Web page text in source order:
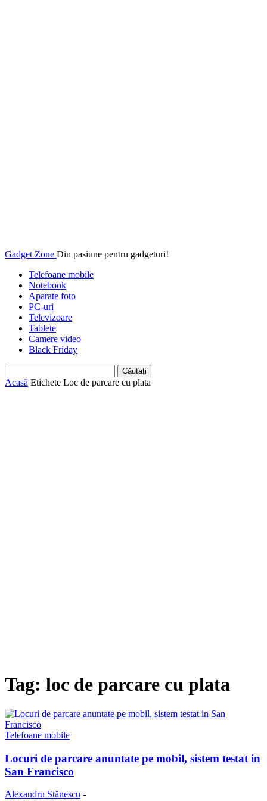
Gadget Zone Din pasiune pentru gadgeturi!
Telefoane mobile
Notebook
Aparate foto
PC-uri
Televizoare
Tablete
Camere video
Black Friday
Acasă Etichete Loc de parcare cu plata
Tag: loc de parcare cu plata
Telefoane mobile
Locuri de parcare anuntate pe mobil, sistem testat in
San Francisco
Alexandru Stănescu -